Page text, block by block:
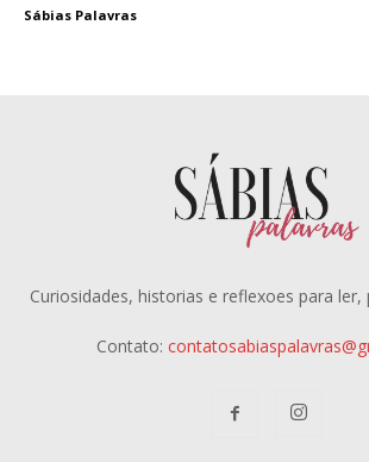
Sábias Palavras
Curiosidades, historias e reflexoes para ler,
Contato: